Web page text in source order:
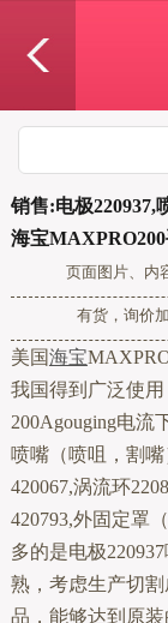
销售:电极220937,
海宝
页面图片、内
有货，询价
美国海宝
我国得到广泛使
200Agouging电流
喷嘴（喷咀，割嘴
420067,涡流环
420793,外固定罩
多的是电极
熟，考虑生产切
品，能够达到原